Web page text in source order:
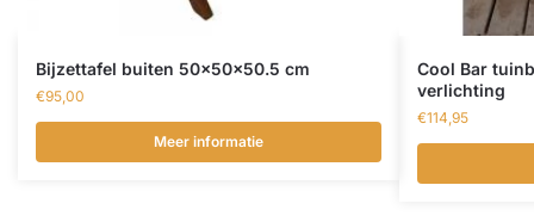
Bijzettafel buiten 50x50x50.5 cm
€95,00
Meer informatie
Cool Bar
verlichting
€114,95